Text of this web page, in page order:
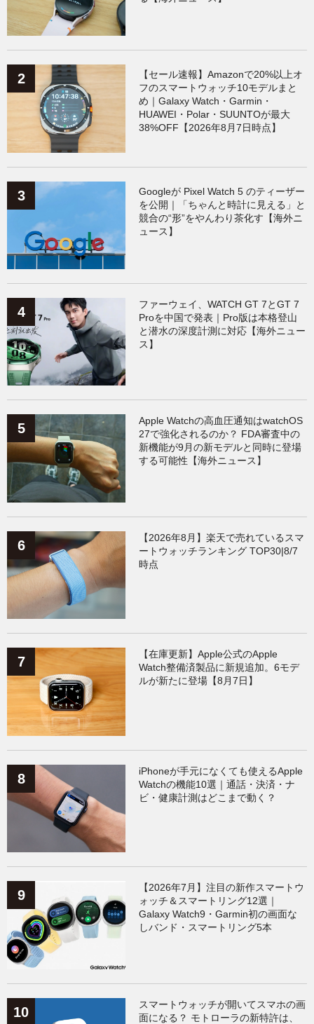
【セール速報】Amazonで20%以上オ
フのスマートウォッチ10モデルまと
め｜Galaxy Watch・Garmin・
HUAWEI・Polar・SUUNTOが最大
38%OFF【2026年8月7日時点】
Googleが Pixel Watch 5 のティーザー
を公開｜「ちゃんと時計に見える」と
競合の“形”をやんわり茶化す【海外ニ
ュース】
ファーウェイ、WATCH GT 7とGT 7
Proを中国で発表｜Pro版は本格登山
と潜水の深度計測に対応【海外ニュー
ス】
Apple Watchの高血圧通知はwatchOS
27で強化されるのか？ FDA審査中の
新機能が9月の新モデルと同時に登場
する可能性【海外ニュース】
【2026年8月】楽天で売れているスマ
ートウォッチランキング TOP30|8/7
時点
【在庫更新】Apple公式のApple
Watch整備済製品に新規追加。6モデ
ルが新たに登場【8月7日】
iPhoneが手元になくても使えるApple
Watchの機能10選｜通話・決済・ナ
ビ・健康計測はどこまで動く？
【2026年7月】注目の新作スマートウ
ォッチ＆スマートリング12選｜
Galaxy Watch9・Garmin初の画面な
しバンド・スマートリング5本
スマートウォッチが開いてスマホの画
面になる？ モトローラの新特許は、